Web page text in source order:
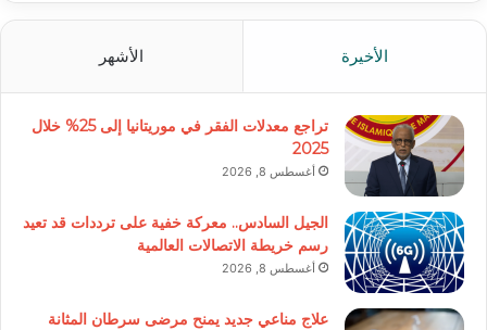
الأخيرة الأشهر
تراجع معدلات الفقر في موريتانيا إلى 25% خلال
2025
أغسطس 8, 2026
الجيل السادس.. معركة خفية على ترددات قد تعيد
رسم خريطة الاتصالات العالمية
أغسطس 8, 2026
علاج مناعي جديد يمنح مرضى سرطان المثانة